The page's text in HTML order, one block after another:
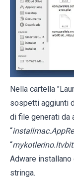
Nella cartella
sospetti aggiunti
di file generati da
“
“
Adware
stringa.